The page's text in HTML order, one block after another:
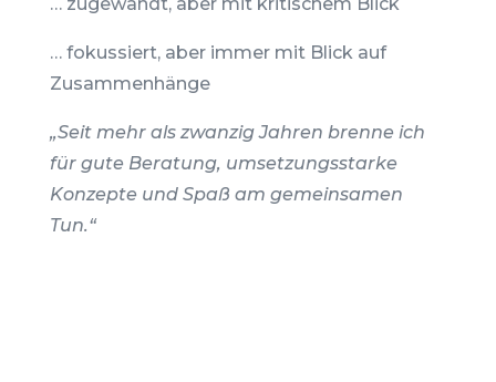
… fokussiert, aber immer mit Blick auf
Zusammenhänge
„Seit mehr als zwanzig Jahren brenne ich
für gute Beratung, umsetzungsstarke
Konzepte und Spaß am gemeinsamen
Tun.“